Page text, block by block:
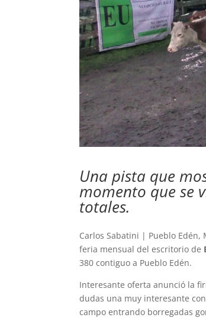
Una pista que
momento que se
totales.
Carlos Sabatini | Pueblo
feria mensual del escritorio de
380 contiguo a Pueblo Edén.
Interesante oferta anunció la
dudas una muy interesante
campo entrando borregadas